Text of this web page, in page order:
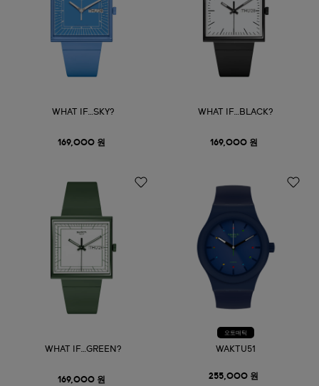
WHAT IF…SKY?
169,000 원
WHAT IF…BLACK?
169,000 원
WHAT IF…GREEN?
169,000 원
오토매틱
WAKTU51
255,000 원